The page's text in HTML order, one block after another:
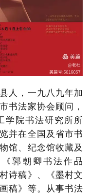
人，一九八九年加
书法家协会顾问，
学院书法研究所所
并在全国及省市书
馆、纪念馆收藏及
郭朝卿书法作品
诗稿》、《墨村文
稿》等。从事书法